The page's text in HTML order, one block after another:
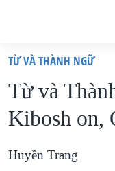
truy
cập
Tới
dung
VIỆT NAM
HOA KỲ
BIỂN ĐÔNG
TỪ VÀ THÀNH NGỮ
Từ và
Kibosh on,
Huyền Trang